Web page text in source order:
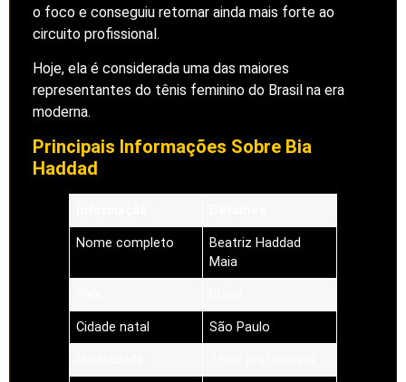
o foco e conseguiu retornar ainda mais forte ao
circuito profissional.
Hoje, ela é considerada uma das maiores
representantes do tênis feminino do Brasil na era
moderna.
Principais Informações Sobre Bia
Haddad
Nome completo
Beatriz Haddad
Maia
Cidade natal São Paulo